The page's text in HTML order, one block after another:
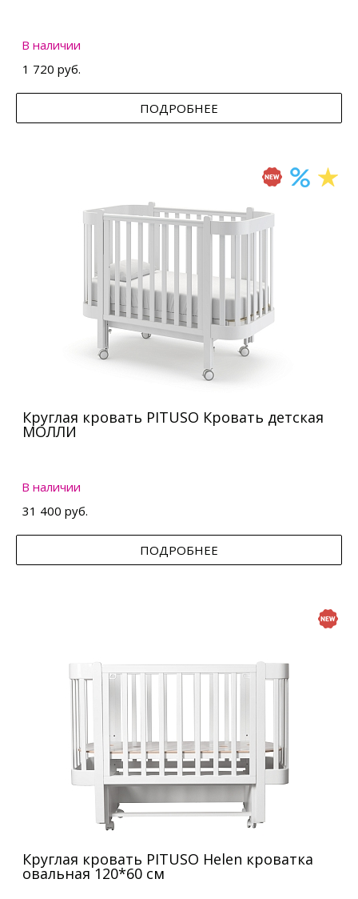
В наличии
1 720 руб.
ПОДРОБНЕЕ
Круглая кровать PITUSO Кровать детская
МОЛЛИ
В наличии
31 400 руб.
ПОДРОБНЕЕ
Круглая кровать PITUSO Helen кроватка
овальная 120*60 см